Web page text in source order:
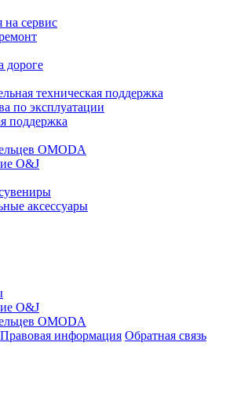
на сервис
дороге
техническая поддержка
по эксплуатации
поддержка
OMODA
O&J
аксессуары
O&J
OMODA
Правовая информация Обратная связь